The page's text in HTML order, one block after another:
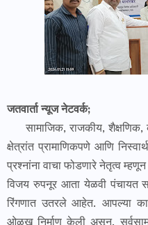
जतवार्ता न्यूज नेटवर्क;
सामाजिक, राजकीय, शैक्षणिक,
क्षेत्रांत प्रामाणिकपणे आणि
प्रश्नांना वाचा फोडणारे नेतृत्व
विजय रुपनूर आता येळवी पंचायत
रिंगणात उतरले आहेत. आपल्या